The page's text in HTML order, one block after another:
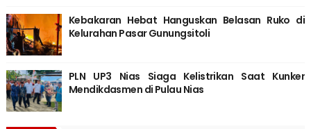
Kebakaran Hebat Hanguskan Belasan Ruko di
Kelurahan Pasar Gunungsitoli
PLN UP3 Nias Siaga Kelistrikan Saat Kunker
Mendikdasmen di Pulau Nias